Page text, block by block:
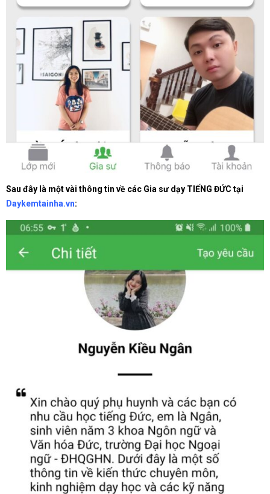
Sau đây là một vài thông tin về các Gia sư dạy TIẾNG ĐỨC tại
Daykemtainha.vn: